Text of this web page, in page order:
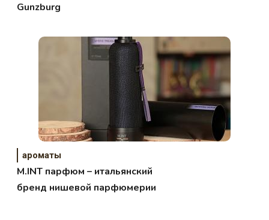
Gunzburg
ароматы
M.INT парфюм – итальянский
бренд нишевой парфюмерии